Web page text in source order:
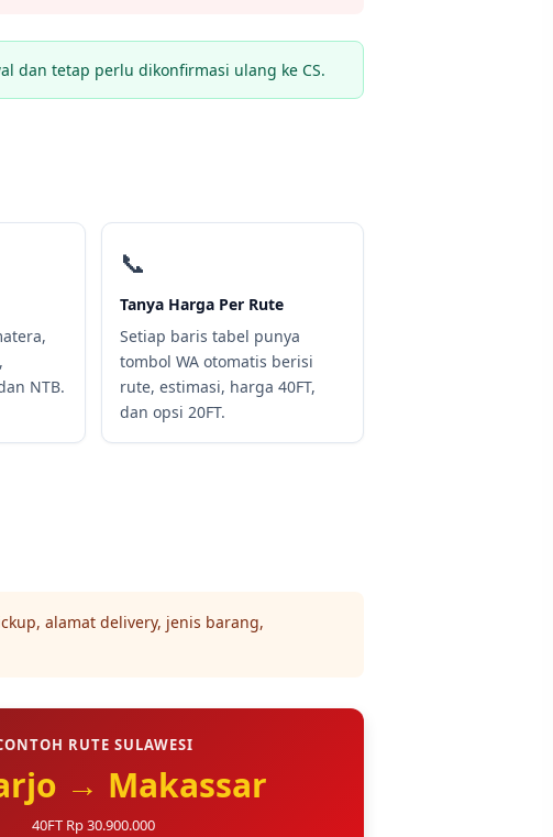
dan tetap perlu dikonfirmasi ulang ke CS.
NTB.
📞
Tanya Harga Per Rute
Setiap baris tabel punya
tombol WA otomatis berisi
rute, estimasi, harga 40FT,
dan opsi 20FT.
alamat delivery, jenis barang,
RUTE SULAWESI
→ Makassar
40FT Rp 30.900.000